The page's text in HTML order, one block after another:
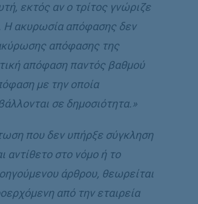
εκτός αν ο τρίτος γνώριζε
Η ακυρωσία απόφασης δεν
απόφασης της
απόφαση παντός βαθμού
με την οποία
σε δημοσιότητα.»
που δεν υπήρξε σύγκληση
αντίθετο στο νόμο ή το
άρθρου, θεωρείται
από την εταιρεία